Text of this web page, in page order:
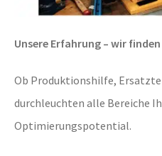
Unsere Erfahrung – wir
Ob Produktionshilfe,
durchleuchten alle Bereiche
Optimierungspotential.